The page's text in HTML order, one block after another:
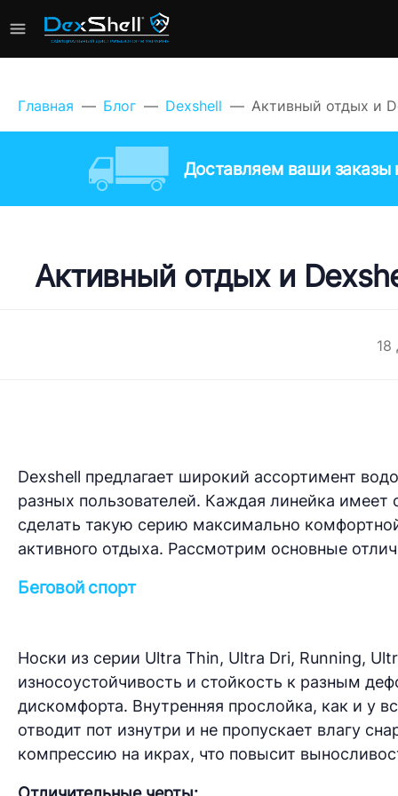
Главная Блог Dexshell Активный отдых и
Доставляем ваши заказы
Активный отдых и
18
Dexshell предлагает широкий ассортимент
разных пользователей. Каждая линейка
сделать такую серию максимально
активного отдыха. Рассмотрим основные
Беговой спорт
Носки из серии Ultra Thin, Ultra Dri, Running,
износоустойчивость и стойкость к разным
дискомфорта. Внутренняя прослойка, как и у
отводит пот изнутри и не пропускает влагу
компрессию на икрах, что повысит